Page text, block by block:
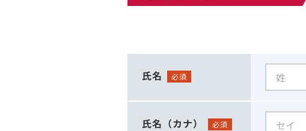
氏名 必須
氏名（カナ） 必須